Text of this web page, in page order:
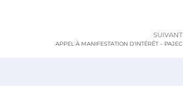
SUIVANT
APPEL À MANIFESTATION D’INTÉRÊT – PAJEC